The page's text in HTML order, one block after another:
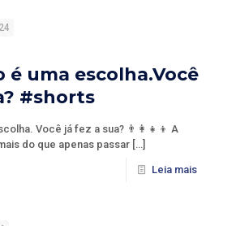
é uma escolha.Você
#shorts
Você já fez a sua? 👨‍👩‍👧‍👦 A
do que apenas passar […]
Leia mais